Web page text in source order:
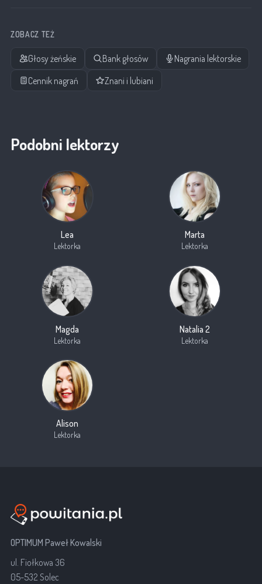
ZOBACZ TEŻ
Głosy żeńskie Bank głosów
Nagrania lektorskie
Cennik nagrań
Znani i lubiani
Podobni lektorzy
Lea
Lektorka
Marta
Lektorka
Magda
Lektorka
Natalia 2
Lektorka
Alison
Lektorka
OPTIMUM Paweł Kowalski
ul. Fiołkowa 36
05-532 Solec